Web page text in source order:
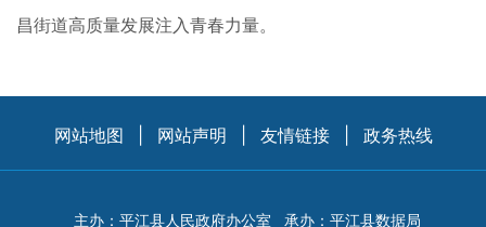
昌街道高质量发展注入青春力量。
网站地图 网站声明 友情链接 政务热线
主办：平江县人民政府办公室 承办：平江县数据局